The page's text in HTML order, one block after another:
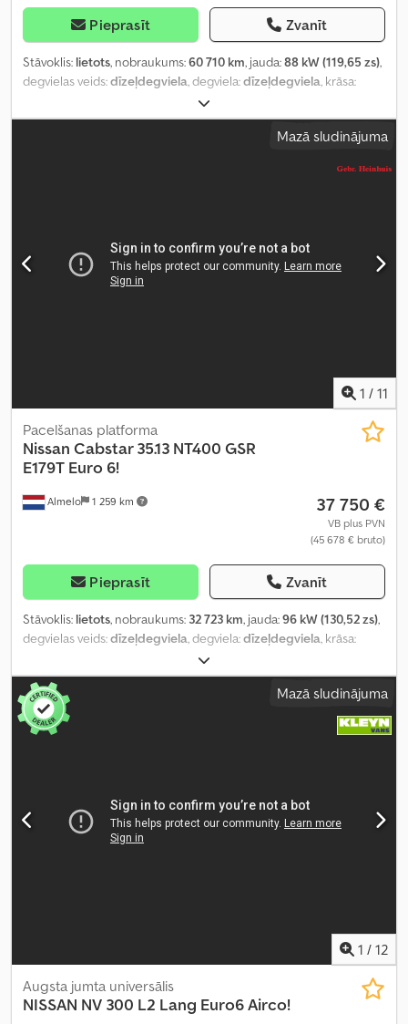
Pieprasīt Zvanīt
Stāvoklis: lietots, nobraukums:60 710 km, jauda:88 kW (119,65 zs),
degvielas veids:dīzeļdegviela, degviela:dīzeļdegviela, krāsa:
, Ražošanas gads:
Mazā sludinājuma
1 / 11
Almelo 1 259 km
Pacelšanas platforma
Nissan Cabstar 35.13 NT400 GSR
E179T Euro 6!
37 750 €
VB plus PVN
(45 678 € bruto)
Pieprasīt Zvanīt
Stāvoklis: lietots, nobraukums: 32 723 km, jauda:96 kW (130,52 zs),
degvielas veids:dīzeļdegviela , degviela:dīzeļdegviela , krāsa:
, Ražošanas gads:
stundas:1 716 h, Aprīkojums:AdBlue,
Mazā sludinājuma
1 / 12
Augsta jumta universālis
NISSAN NV 300 L2 Lang Euro6 Airco!